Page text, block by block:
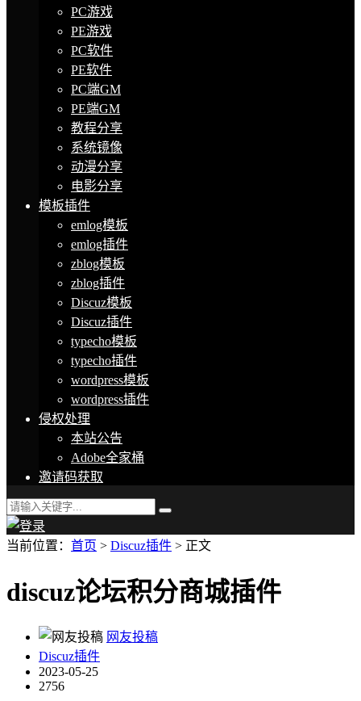
PC游戏
PE游戏
PC软件
PE软件
PC端GM
PE端GM
教程分享
系统镜像
动漫分享
电影分享
模板插件
emlog模板
emlog插件
zblog模板
zblog插件
Discuz模板
Discuz插件
typecho模板
typecho插件
wordpress模板
wordpress插件
侵权处理
本站公告
Adobe全家桶
邀请码获取
当前位置： 首页 > Discuz插件 > 正文
discuz论坛积分商城插件
网友投稿
Discuz插件
2023-05-25
2756